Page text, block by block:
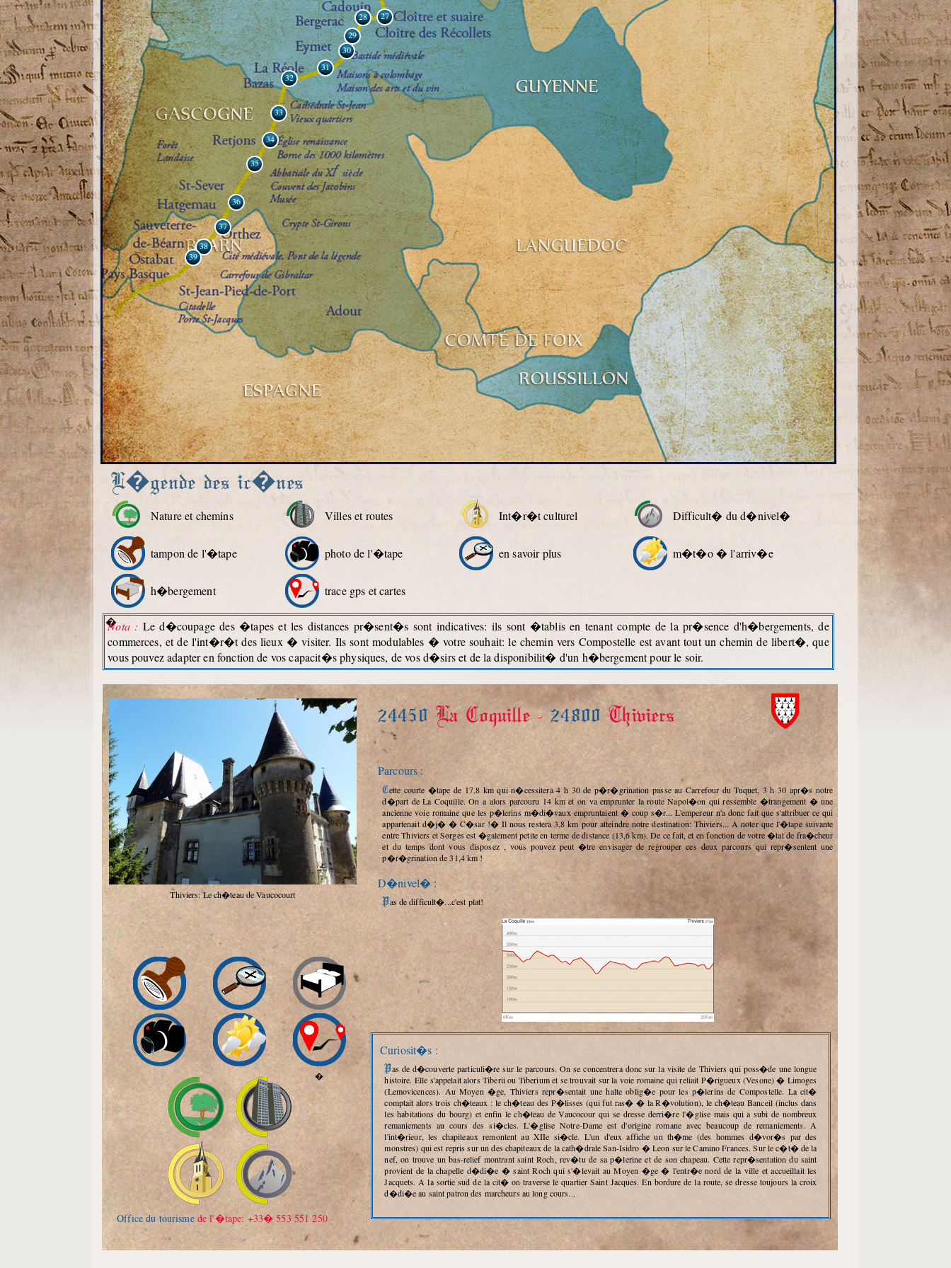
27
28
29
30
31
32
33
34
35
36
37
38
39
L�gende des ic�nes
Nature et chemins Villes et routes Int�r�t culturel Difficult� du d�nivel�
tampon de l'�tape photo de l'�tape en savoir plus m�t�o � l'arriv�e
h�bergement trace gps et cartes
�
Nota : Le d�coupage des �tapes et les distances pr�sent�s sont indicatives: ils sont �tablis en tenant compte de la pr�sence d'h�bergements, de
commerces, et de l'int�r�t des lieux � visiter. Ils sont modulables � votre souhait: le chemin vers Compostelle est avant tout un chemin de libert�, que
vous pouvez adapter en fonction de vos capacit�s physiques, de vos d�sirs et de la disponibilit� d'un h�bergement pour le soir.
Thiviers: Le ch�teau de Vaucocourt
24450La Coquille -24800 Thiviers
Parcours :
Cette courte �tape de 17,8 km qui n�cessitera 4 h 30 de p�r�grination passe au Carrefour du Tuquet, 3 h 30 apr�s notre
d�part de La Coquille. On a alors parcouru 14 km et on va emprunter la route Napol�on qui ressemble �trangement � une
ancienne voie romaine que les p�lerins m�di�vaux empruntaient � coup s�r... L'empereur n'a donc fait que s'attribuer ce qui
appartenait d�j� � C�sar !� Il nous restera 3,8 km pour atteindre notre destination: Thiviers... A noter que l'�tape suivante
entre Thiviers et Sorges est �galement petite en terme de distance (13,6 km). De ce fait, et en fonction de votre �tat de fra�cheur
et du temps dont vous disposez , vous pouvez peut �tre envisager de regrouper ces deux parcours qui repr�sentent une
p�r�grination de 31,4 km !
D�nivel� :
Pas de difficult�...c'est plat!
Curiosit�s :
Pas de d�couverte particuli�re sur le parcours. On se concentrera donc sur la visite de Thiviers qui poss�de une longue
histoire. Elle s'appelait alors Tiberii ou Tiberium et se trouvait sur la voie romaine qui reliait P�rigueux (Vesone) � Limoges
(Lemovicences). Au Moyen �ge, Thiviers repr�sentait une halte oblig�e pour les p�lerins de Compostelle. La cit�
comptait alors trois ch�teaux : le ch�teau des P�lisses (qui fut ras� � la R�volution), le ch�teau Banceil (inclus dans
les habitations du bourg) et enfin le ch�teau de Vaucocour qui se dresse derri�re l'�glise mais qui a subi de nombreux
remaniements au cours des si�cles. L'�glise Notre-Dame est d'origine romane avec beaucoup de remaniements. A
l'int�rieur, les chapiteaux remontent au XIIe si�cle. L'un d'eux affiche un th�me (des hommes d�vor�s par des
monstres) qui est repris sur un des chapiteaux de la cath�drale San-Isidro � Leon sur le Camino Frances. Sur le c�t� de la
nef, on trouve un bas-relief montrant saint Roch, rev�tu de sa p�lerine et de son chapeau. Cette repr�sentation du saint
provient de la chapelle d�di�e � saint Roch qui s'�levait au Moyen �ge � l'entr�e nord de la ville et accueillait les
Jacquets. A la sortie sud de la cit� on traverse le quartier Saint Jacques. En bordure de la route, se dresse toujours la croix
d�di�e au saint patron des marcheurs au long cours...
Office du tourismede l'�tape: +33� 553 551 250
�